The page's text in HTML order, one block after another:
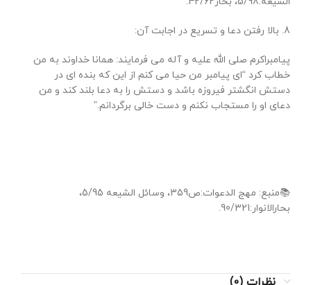
8. بالا رفتن دعا و تسریع در اجابت آن:
پیامبراکرم صلی الله علیه و آله می فرمایند: همانا خداوند به من
خطاب کرد “ای پیامبر من حیا می کنم از این که بنده ای در
دستش انگشتر فیروزه باشد و دستش را به دعا بلند کند و من
دعای او را مستجاب نکنم و دست خالی برگردانم.”
📚منبع: مهج الدعوات:ص359، وسائل الشیعه 5/95،
بحارالانوار:90/321.
نظرات (0)